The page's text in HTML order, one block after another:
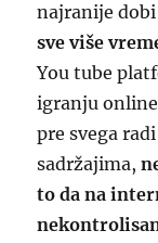
najranije
sve više
You tube
igranju
pre svega
sadržajima,
to da na